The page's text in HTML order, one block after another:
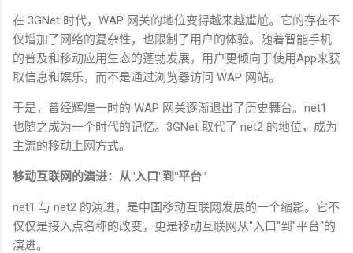
在 3GNet 时代， WAP 网关的地位变得越来越尴尬。它的存在不
仅增加了网络的复杂性，也限制了用户的体验。随着智能手机
的普及和移动应用生态的蓬勃发展，用户更倾向于使用App来获
取信息和娱乐，而不是通过浏览器访问 WAP 网站。
于是，曾经辉煌一时的 WAP 网关逐渐退出了历史舞台。 net1
也随之成为一个时代的记忆。 3GNet 取代了 net2 的地位，成为
主流的移动上网方式。
移动互联网的演进：从"入口"到"平台"
net1 与 net2 的演进，是中国移动互联网发展的一个缩影。它不
仅仅是接入点名称的改变，更是移动互联网从" 入口"到 "平台"的
演进。